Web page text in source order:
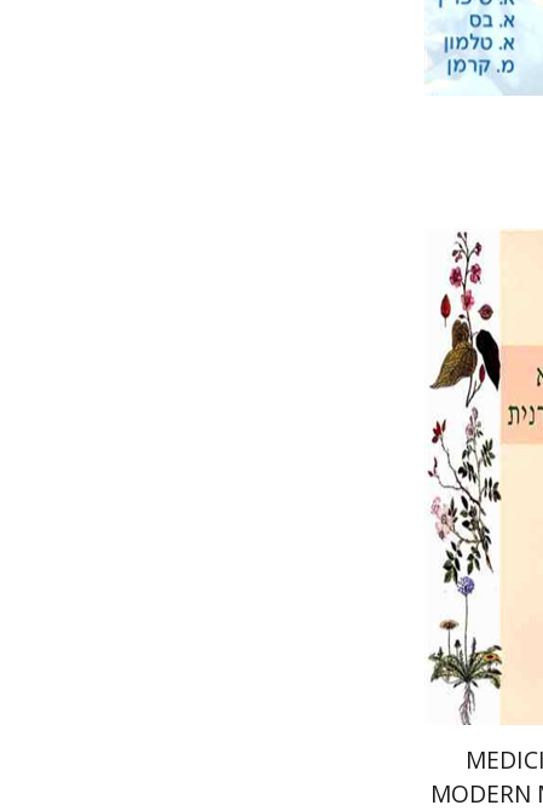
Dr. Mina
MODERN